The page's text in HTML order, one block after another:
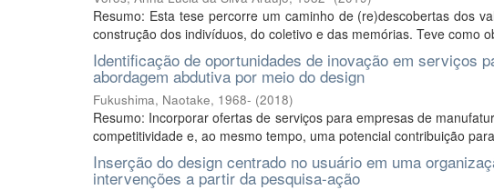
Resumo: Esta tese percorre um caminho de (re)descobertas dos
construção dos indivíduos, do coletivo e das memórias. Teve como
Identificação de oportunidades de inovação em serviços
abordagem abdutiva por meio do design
Fukushima, Naotake, 1968- (2018)
Resumo: Incorporar ofertas de serviços para empresas de
competitividade e, ao mesmo tempo, uma potencial contribuição
Inserção do design centrado no usuário em uma
intervenções a partir da pesquisa-ação